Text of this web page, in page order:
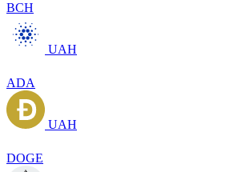
BCH
UAH
ADA
UAH
DOGE